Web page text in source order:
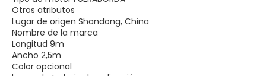
Otros atributos
Lugar de origen Shandong, China
Nombre de la marca
Longitud 9m
Ancho 2,5m
Color opcional